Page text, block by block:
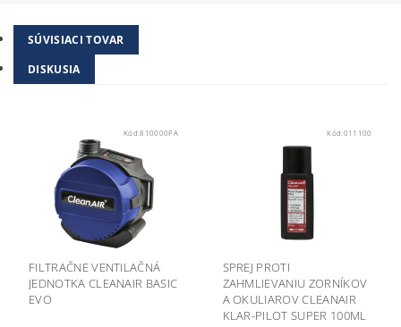
SÚVISIACI TOVAR
DISKUSIA
Kód:810000PA
FILTRAČNE VENTILAČNÁ
JEDNOTKA CLEANAIR BASIC
EVO
Kód: 011100
SPREJ PROTI
ZAHMLIEVANIU ZORNÍKOV
A OKULIAROV CLEANAIR
KLAR-PILOT SUPER 100ML